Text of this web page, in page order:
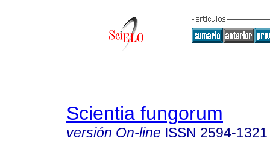
Scientia fungorum
versión On-line ISSN 2594-1321